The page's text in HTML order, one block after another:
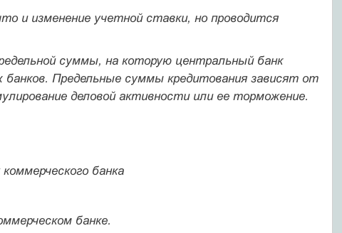
и изменение учетной ставки, но проводится
суммы, на которую центральный банк
банков. Предель­ные суммы кредитования зависят от
деловой актив­ности или ее торможение.
банка
банке.